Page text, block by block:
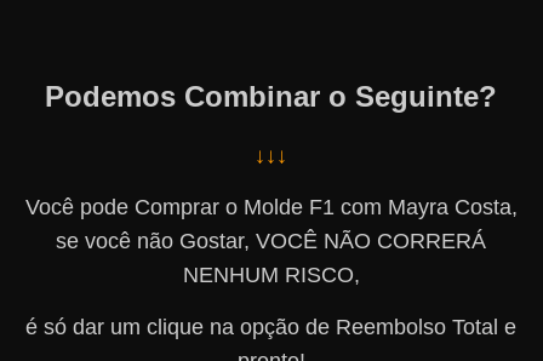
Podemos Combinar o Seguinte?
↓↓↓
Você pode Comprar o Molde F1 com Mayra Costa,
se você não Gostar, VOCÊ NÃO CORRERÁ
NENHUM RISCO,
é só dar um clique na opção de Reembolso Total e